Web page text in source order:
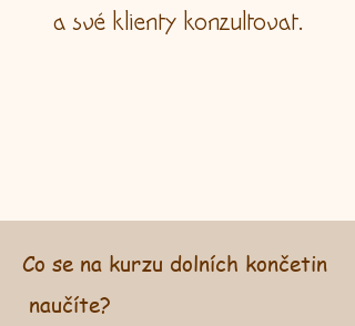
a své klienty konzultovat.
Co se na kurzu dolních končetin
naučíte?